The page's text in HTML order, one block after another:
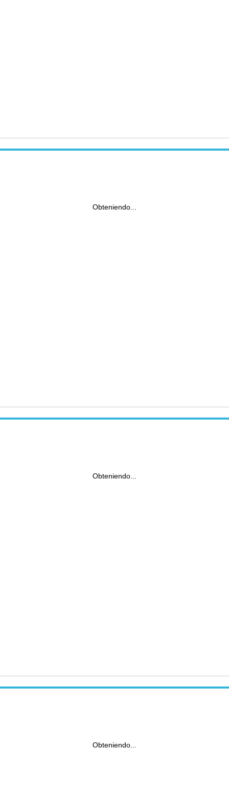
Obteniendo...
Obteniendo...
Obteniendo...